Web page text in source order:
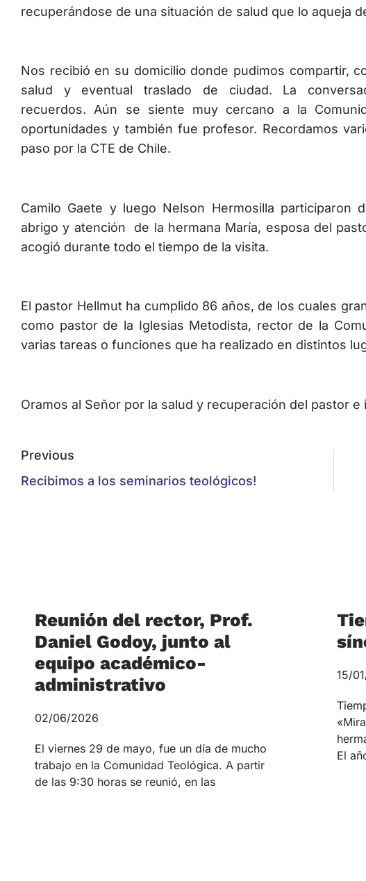
recuperándose de una situación de salud que lo aqueja
Nos recibió en su domicilio donde pudimos compartir,
salud y eventual traslado de ciudad. La
recuerdos. Aún se siente muy cercano a la
oportunidades y también fue profesor. Recordamos
paso por la CTE de Chile.
Camilo Gaete y luego Nelson Hermosilla
abrigo y atención de la hermana María, esposa del
acogió durante todo el tiempo de la visita.
El pastor Hellmut ha cumplido 86 años, de los cuales
como pastor de la Iglesias Metodista, rector de la
varias tareas o funciones que ha realizado en distintos
Oramos al Señor por la salud y recuperación del pastor
Previous
Recibimos a los seminarios teológicos!
Reunión del rector, Prof.
Daniel Godoy, junto al
equipo académico-
administrativo
02/06/2026
El viernes 29 de mayo, fue un día de mucho
trabajo en la Comunidad Teológica. A partir
de las 9:30 horas se reunió, en las
15/
El